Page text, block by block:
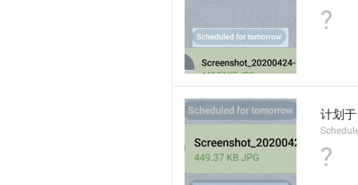
?
计划
?